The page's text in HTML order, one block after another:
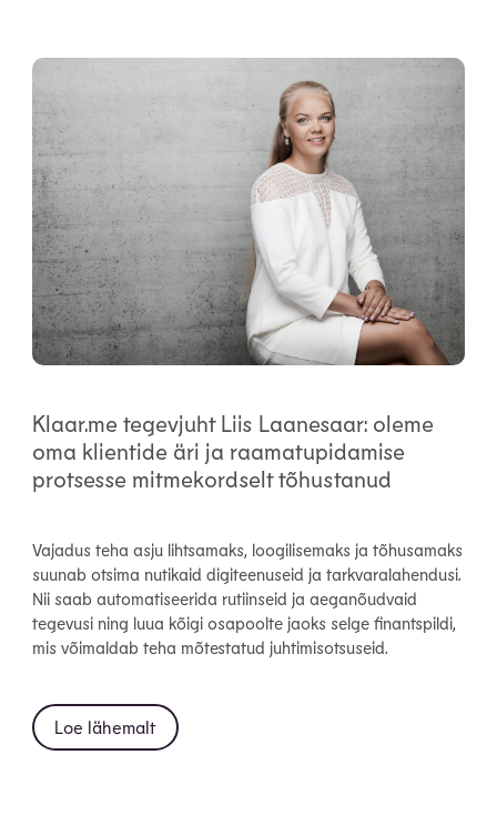
Klaar.me tegevjuht Liis Laanesaar: oleme
oma klientide äri ja raamatupidamise
protsesse mitmekordselt tõhustanud
Vajadus teha asju lihtsamaks, loogilisemaks ja tõhusamaks
suunab otsima nutikaid digiteenuseid ja tarkvaralahendusi.
Nii saab automatiseerida rutiinseid ja aeganõudvaid
tegevusi ning luua kõigi osapoolte jaoks selge finantspildi,
mis võimaldab teha mõtestatud juhtimisotsuseid.
Loe lähemalt